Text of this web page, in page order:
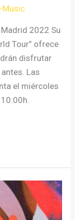
Music
2022 Su
Tour” ofrece
disfrutar
Las
el miércoles